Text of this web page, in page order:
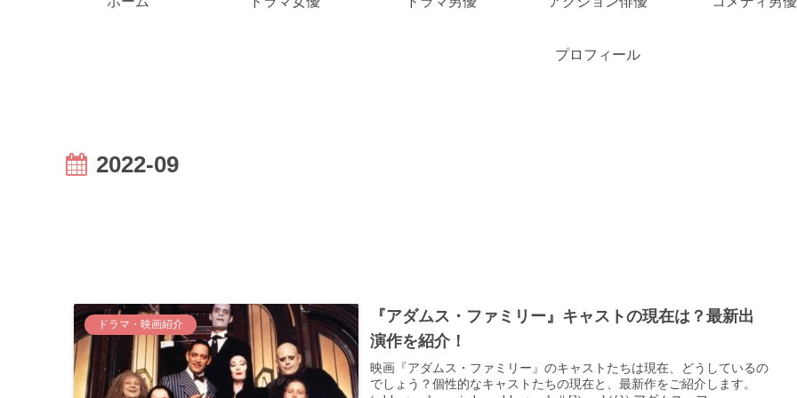
プロフィール
2022-09
ドラマ・映画紹介
『アダムス・ファミリー』キャストの現在は？最新出
演作を紹介！
映画『アダムス・ファミリー』のキャストたちは現在、どうしているの
でしょう？個性的なキャストたちの現在と、最新作をご紹介します。